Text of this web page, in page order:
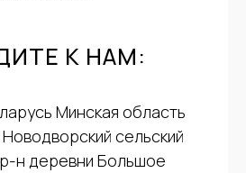
К НАМ:
Минская область
сельский
н деревни Большое